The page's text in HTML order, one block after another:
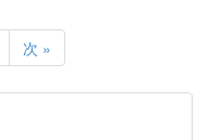
次 »